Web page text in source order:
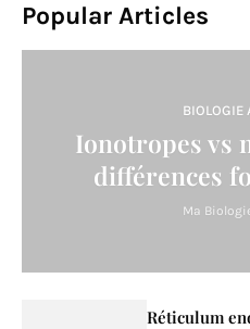
Popular Articles
BIOLOGIE
Ionotropes vs
différences
Ma
Réticulum